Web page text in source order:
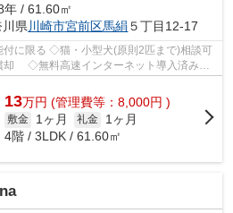
年 / 61.60㎡
県 川崎市宮前区馬絹５丁目12-17
に限る ◇猫・小型犬(原則2匹まで)相談可
◇無料高速インターネット導入済み！
立洗面台...
13万円 (管理費等：8,000円 )
敷金 1ヶ月 礼金
1ヶ月
4階 / 3LDK / 61.60㎡